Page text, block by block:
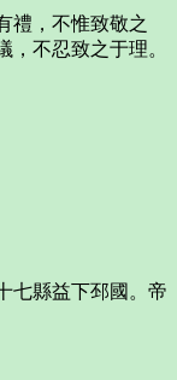
禮，不惟致敬之
不忍致之于理。
七縣益下邳國。帝